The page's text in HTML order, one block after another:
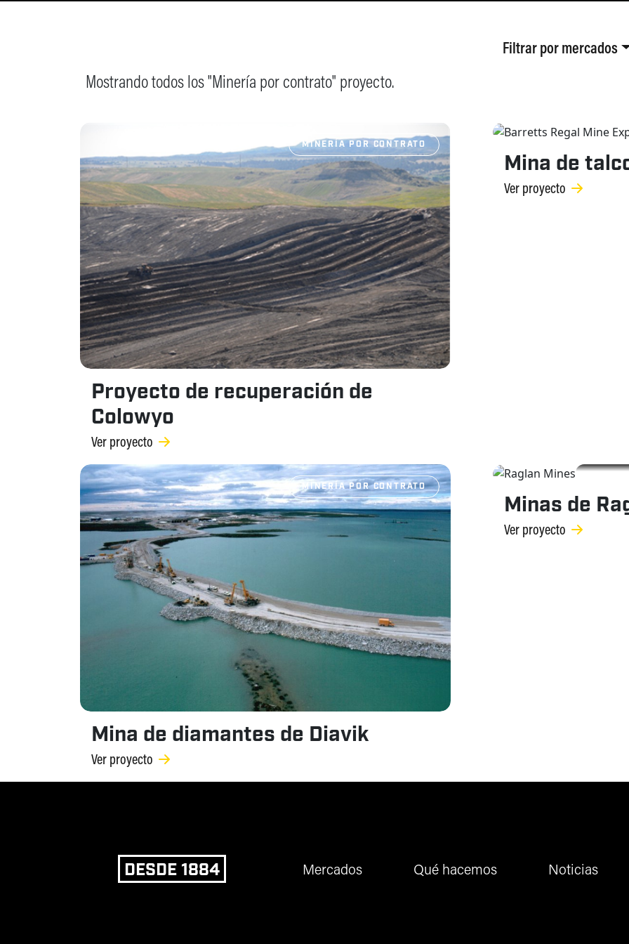
Filtrar pormercados
Mostrando todos los "Minería por contrato" proyecto.
MINERÍA POR CONTRATO
Proyecto de recuperación de
Colowyo
Ver proyecto
Mina de
Ver proyecto
MINERÍA POR CONTRATO
Mina de diamantes de Diavik
Ver proyecto
Minas de
Ver proyecto
DESDE 1884 Mercados Qué hacemos Noticias